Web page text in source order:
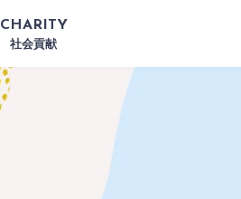
CHARITY
社会貢献